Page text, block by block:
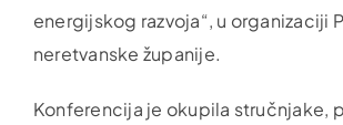
energijskog razvoja“, u
neretvanske županije.
Konferencija je okupila stručnjake,